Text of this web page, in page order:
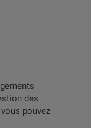
des
pouvez